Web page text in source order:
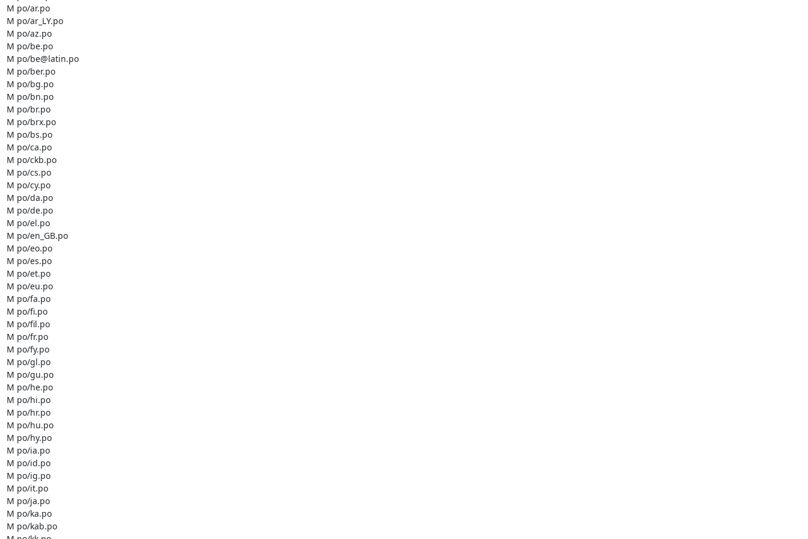
M po/ar.po
M po/ar_LY.po
M po/az.po
M po/be.po
M po/be@latin.po
M po/ber.po
M po/bg.po
M po/bn.po
M po/br.po
M po/brx.po
M po/bs.po
M po/ca.po
M po/ckb.po
M po/cs.po
M po/cy.po
M po/da.po
M po/de.po
M po/el.po
M po/en_GB.po
M po/eo.po
M po/es.po
M po/et.po
M po/eu.po
M po/fa.po
M po/fi.po
M po/fil.po
M po/fr.po
M po/fy.po
M po/gl.po
M po/gu.po
M po/he.po
M po/hi.po
M po/hr.po
M po/hu.po
M po/hy.po
M po/ia.po
M po/id.po
M po/ig.po
M po/it.po
M po/ja.po
M po/ka.po
M po/kab.po